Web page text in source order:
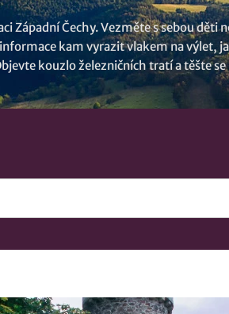
Západní Čechy. Vezměte s sebou děti
kam vyrazit vlakem na výlet,
kouzlo železničních tratí a těšte